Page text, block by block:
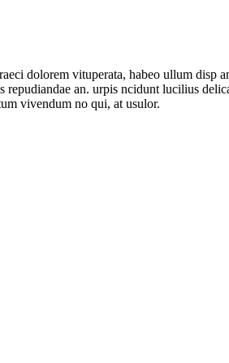
dolorem vituperata, habeo ullum disp
an. urpis ncidunt lucilius
vivendum no qui, at usulor.